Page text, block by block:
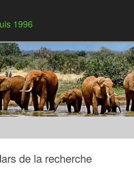
1996
Skip to content
de la recherche